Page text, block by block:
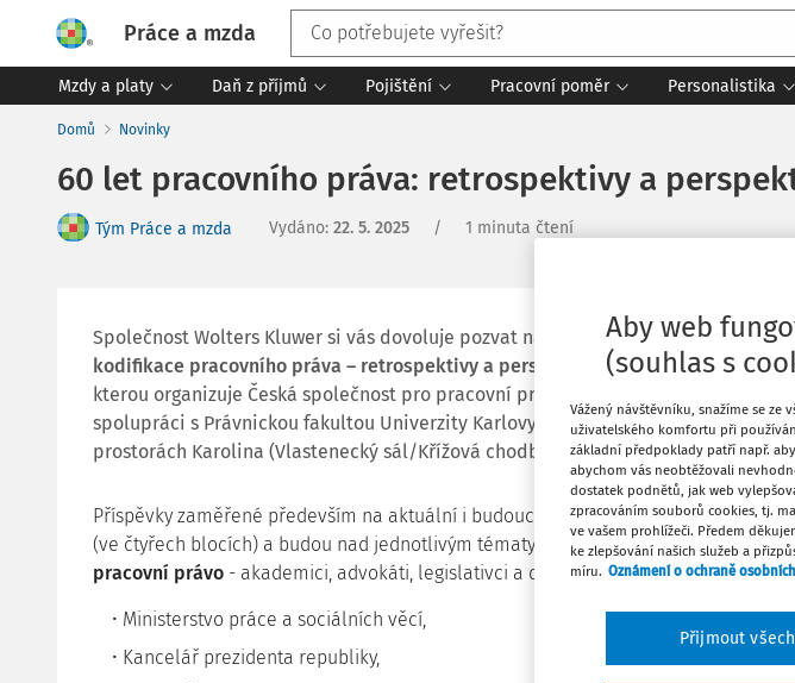
Práce a mzda
Mzdy a platy Daň z příjmů Pojištění Pracovní poměr Personalistika
Domů Novinky
60 let pracovního práva: retrospektivy a
Tým Práce a mzda Vydáno: 22. 5. 2025 / 1 minuta čtení
Společnost Wolters Kluwer si vás dovoluje pozvat na celodenní konferenci „60
kodifikace pracovního práva – retrospektivy a perspektivy“, jíž je mediálním
kterou organizuje Česká společnost pro pracovní právo a právo sociálního
spolupráci s Právnickou fakultou Univerzity Karlovy dne 16. června 2025 v
prostorách Karolina (Vlastenecký sál/Křížová chodba) na Ovocném trhu, Praha 1.
Příspěvky zaměřené především na aktuální i budoucí výzvy pracovního práva
(ve čtyřech blocích) a budou nad jednotlivým tématy diskutovat, přední odborníci
pracovní právo - akademici, advokáti, legislativci a další specialisté z
Ministerstvo práce a sociálních věcí,
Kancelář prezidenta republiky,
Aby web
(souhlas s
Vážený návštěvníku, snažíme se ze
uživatelského komfortu při
základní předpoklady patří např.
abychom vás neobtěžovali
dostatek podnětů, jak web
zpracováním souborů cookies, tj.
ve vašem prohlížeči. Předem
ke zlepšování našich služeb a
míru. Oznámení o ochraně
Přijmout